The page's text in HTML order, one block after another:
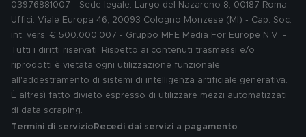
03976881007 - Sede legale: Largo del Nazareno 8, 00187 Roma.
Uffici: Viale Europa 46, 20093 Cologno Monzese (MI) - Cap. Soc.
int. vers. € 500.000.007 - Gruppo MFE Media For Europe N.V. -
Tutti i diritti riservati. Rispetto ai contenuti trasmessi e/o
riprodotti è vietata ogni utilizzazione funzionale
all'addestramento di sistemi di intelligenza artificiale generativa.
È altresì fatto divieto espresso di utilizzare mezzi automatizzati
di data scraping.
Termini di servizio Recedi dai servizi a pagamento